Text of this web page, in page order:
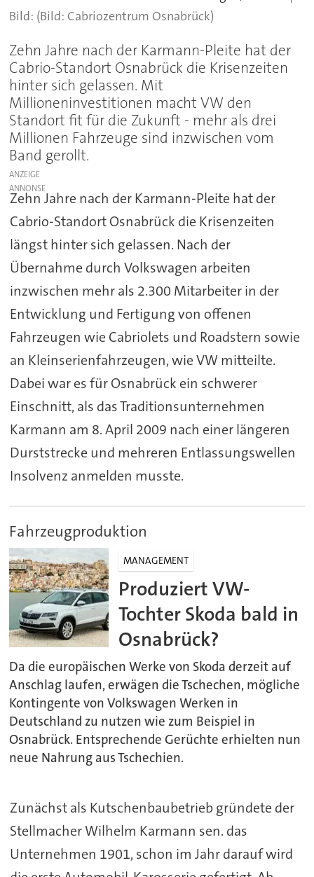
(Bild: Cabriozentrum Osnabrück)
Zehn Jahre nach der Karmann-Pleite hat der
Cabrio-Standort Osnabrück die Krisenzeiten
hinter sich gelassen. Mit
Millioneninvestitionen macht VW den
Standort fit für die Zukunft - mehr als drei
Millionen Fahrzeuge sind inzwischen vom
Band gerollt.
ANZEIGE
Zehn Jahre nach der Karmann-Pleite hat der
Cabrio-Standort Osnabrück die Krisenzeiten
längst hinter sich gelassen. Nach der
Übernahme durch Volkswagen arbeiten
inzwischen mehr als 2.300 Mitarbeiter in der
Entwicklung und Fertigung von offenen
Fahrzeugen wie Cabriolets und Roadstern sowie
an Kleinserienfahrzeugen, wie VW mitteilte.
Dabei war es für Osnabrück ein schwerer
Einschnitt, als das Traditionsunternehmen
Karmann am 8. April 2009 nach einer längeren
Durststrecke und mehreren Entlassungswellen
Insolvenz anmelden musste.
Fahrzeugproduktion
MANAGEMENT
Produziert VW-
Tochter Skoda bald in
Osnabrück?
Da die europäischen Werke von Skoda derzeit auf
Anschlag laufen, erwägen die Tschechen, mögliche
Kontingente von Volkswagen Werken in
Deutschland zu nutzen wie zum Beispiel in
Osnabrück. Entsprechende Gerüchte erhielten nun
neue Nahrung aus Tschechien.
Zunächst als Kutschenbaubetrieb gründete der
Stellmacher Wilhelm Karmann sen. das
Unternehmen 1901, schon im Jahr darauf wird